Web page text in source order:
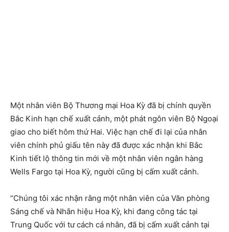
Một nhân viên Bộ Thương mại Hoa Kỳ đã bị chính quyền
Bắc Kinh hạn chế xuất cảnh, một phát ngôn viên Bộ Ngoại
giao cho biết hôm thứ Hai. Việc hạn chế đi lại của nhân
viên chính phủ giấu tên này đã được xác nhận khi Bắc
Kinh tiết lộ thông tin mới về một nhân viên ngân hàng
Wells Fargo tại Hoa Kỳ, người cũng bị cấm xuất cảnh.
“Chúng tôi xác nhận rằng một nhân viên của Văn phòng
Sáng chế và Nhãn hiệu Hoa Kỳ, khi đang công tác tại
Trung Quốc với tư cách cá nhân, đã bị cấm xuất cảnh tại